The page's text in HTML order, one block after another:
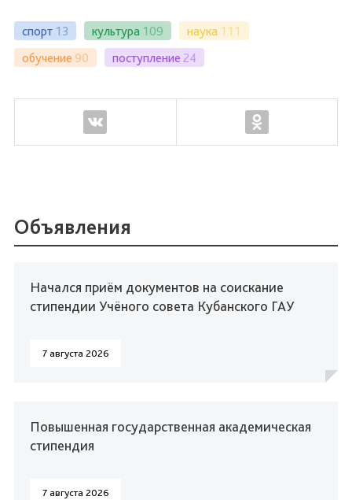
спорт 13 культура 109 наука 111
обучение 90 поступление 24
Объявления
Начался приём документов на соискание
стипендии Учёного совета Кубанского ГАУ
7 августа 2026
Повышенная государственная академическая
стипендия
7 августа 2026